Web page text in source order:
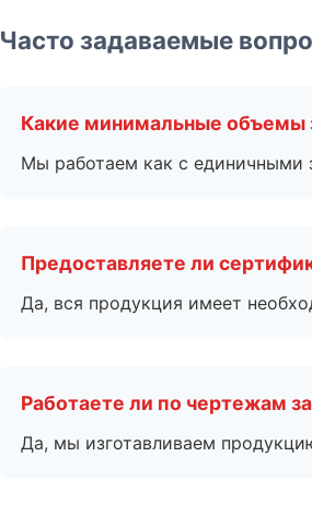
Часто задаваемые
Какие минимальные объемы
Мы работаем как с единичными
Предоставляете ли
Да, вся продукция имеет
Работаете ли по чертежам
Да, мы изготавливаем